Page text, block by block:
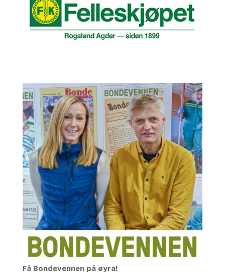
Få Bondevennen på øyra!